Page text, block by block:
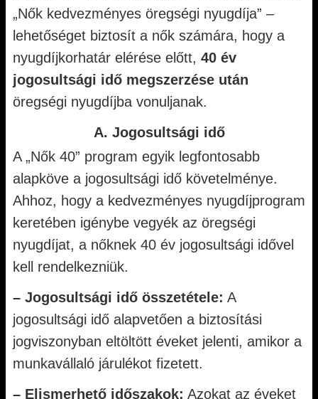
„Nők kedvezményes öregségi nyugdíja” –
lehetőséget biztosít a nők számára, hogy a
nyugdíjkorhatár elérése előtt, 40 év
jogosultsági idő megszerzése után
öregségi nyugdíjba vonuljanak.
A. Jogosultsági idő
A „Nők 40” program egyik legfontosabb
alapköve a jogosultsági idő követelménye.
Ahhoz, hogy a kedvezményes nyugdíjprogram
keretében igénybe vegyék az öregségi
nyugdíjat, a nőknek 40 év jogosultsági idővel
kell rendelkezniük.
– Jogosultsági idő összetétele: A
jogosultsági idő alapvetően a biztosítási
jogviszonyban eltöltött éveket jelenti, amikor a
munkavállaló járulékot fizetett.
– Elismerhető időszakok: Azokat az éveket